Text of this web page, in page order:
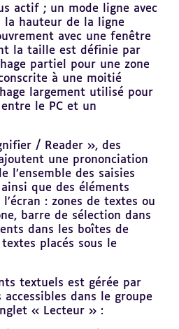
actif ; un mode ligne avec
hauteur de la ligne
avec une fenêtre
la taille est définie par
partiel pour une zone
à une moitié
largement utilisé pour
le PC et un
/ Reader », des
une prononciation
l’ensemble des saisies
que des éléments
: zones de textes ou
barre de sélection dans
dans les boîtes de
placés sous le
textuels est gérée par
dans le groupe
« Lecteur » :